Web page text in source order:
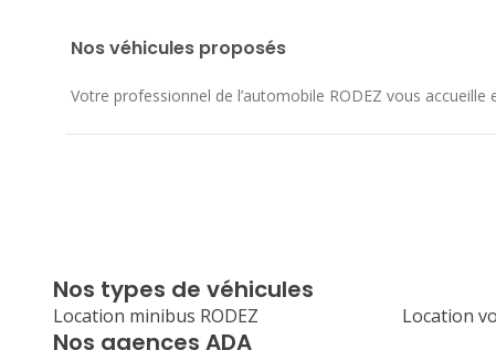
Nos véhicules proposés
Votre professionnel de l’automobile RODEZ vous
Nos agences ADA
Nos types de véhicules
Location minibus RODEZ Location